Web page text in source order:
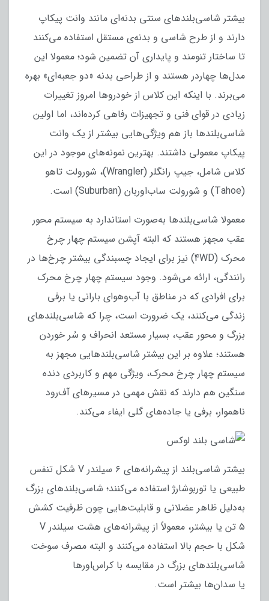
بیشتر شاسی‌بلندهای سنتی بدنه‌ای مانند وانت پیکاپ
دارند و از طرح شاسی و بدنه‌ی مستقل استفاده می‌کنند
تا ساختار تنومند و پایداری آن تضمین شود؛ معمولا این
مدل‌ها چهاردر هستند و از طراحی بدنه «دو جعبه‌ای» بهره
می‌برند. با اینکه این کلاس از خودروها امروز تغییرات
زیادی در قوای فنی و تجهیزات رفاهی کرده‌‍‌اند، اما اولین
شاسی‌بلندها باز هم ویژگی‌هایی بیشتر از یک وانت
پیکاپ معمولی داشتند. بهترین نمونه‌های موجود در این
کلاس شامل، جیپ رانگلر (Wrangler)، شورولت تاهو
(Tahoe) و شورولت ساب‌اوربان (Suburban) است.
معمولا شاسی‌بلندها به‌صورت استاندارد به سیستم محور
عقب مجهز هستند که البته آپشن سیستم چهار چرخ
محرک (4WD) نیز برای ایجاد چسبندگی بیشتر چرخ‌ها در
رانندگی، ارائه می‌شود. وجود سیستم چهار چرخ محرک
برای افرادی که در مناطق با آب‌وهوای بارانی یا برفی
زندگی می‌کنند، یک ضرورت است، چرا که شاسی‌بلندهای
بزرگ و محور عقب، بسیار مستعد انحراف و سُر خوردن
هستند؛ علاوه بر این بیشتر شاسی‌بلندهایی مجهز به
سیستم چهار چرخ محرک، ویژگی مهم و کاربردی دنده
سنگین هم دارند که نقش مهمی در مسیرهای آف‌رود
ناهموار، برفی یا جاده‌های گلی ایفاء می‌کند.
بیشتر شاسی‌بلند از پیشرانه‌های ۶ سیلندر V شکل تنفس
طبیعی یا توربوشارژ استفاده می‌کنند؛ شاسی‌بلندهای بزرگ
به‌دلیل ظاهر عضلانی و قابلیت‌هایی چون ظرفیت کشش
۵ تن یا بیشتر، معمولاً از پیشرانه‌های هشت سیلندر V
شکل با حجم بالا استفاده می‌کنند و البته مصرف سوخت
شاسی‌بلندهای بزرگ در مقایسه با کراس‌اورها
یا سدان‌ها بیشتر است.